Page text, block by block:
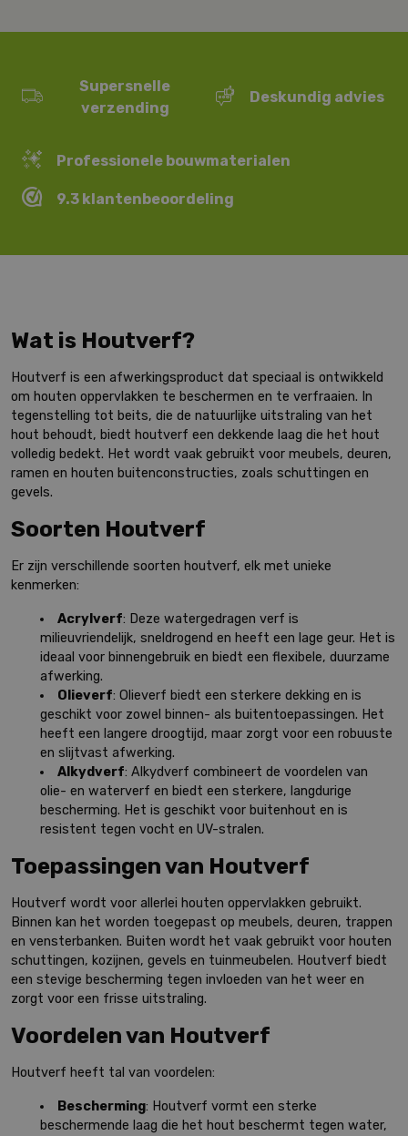
Supersnelle
verzending
Deskundig advies
Professionele bouwmaterialen
9.3 klantenbeoordeling
Wat is Houtverf?
Houtverf is een afwerkingsproduct dat speciaal is ontwikkeld
om houten oppervlakken te beschermen en te verfraaien. In
tegenstelling tot beits, die de natuurlijke uitstraling van het
hout behoudt, biedt houtverf een dekkende laag die het hout
volledig bedekt. Het wordt vaak gebruikt voor meubels, deuren,
ramen en houten buitenconstructies, zoals schuttingen en
gevels.
Soorten Houtverf
Er zijn verschillende soorten houtverf, elk met unieke
kenmerken:
Acrylverf: Deze watergedragen verf is
milieuvriendelijk, sneldrogend en heeft een lage geur. Het is
ideaal voor binnengebruik en biedt een flexibele, duurzame
afwerking.
Olieverf: Olieverf biedt een sterkere dekking en is
geschikt voor zowel binnen- als buitentoepassingen. Het
heeft een langere droogtijd, maar zorgt voor een robuuste
en slijtvast afwerking.
Alkydverf: Alkydverf combineert de voordelen van
olie- en waterverf en biedt een sterkere, langdurige
bescherming. Het is geschikt voor buitenhout en is
resistent tegen vocht en UV-stralen.
Toepassingen van Houtverf
Houtverf wordt voor allerlei houten oppervlakken gebruikt.
Binnen kan het worden toegepast op meubels, deuren, trappen
en vensterbanken. Buiten wordt het vaak gebruikt voor houten
schuttingen, kozijnen, gevels en tuinmeubelen. Houtverf biedt
een stevige bescherming tegen invloeden van het weer en
zorgt voor een frisse uitstraling.
Voordelen van Houtverf
Houtverf heeft tal van voordelen:
Bescherming: Houtverf vormt een sterke
beschermende laag die het hout beschermt tegen water,